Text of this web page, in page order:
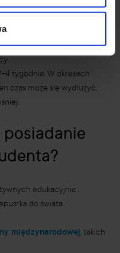
tygodnie. W okresach
czas może się wydłużyć,
posiadanie
edukacyjnie i
do świata.
międzynarodowej , takich